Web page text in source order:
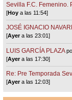
Sevilla F.C. Femenino.
[Hoy a las 11:54]
JOSÉ IGNACIO
[Ayera las 23:01]
LUIS GARCÍA PLAZA
[Ayera las 17:30]
Re: Pre Temporada
[Ayera las 12:03]